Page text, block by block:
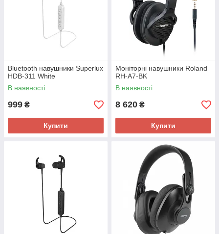
Bluetooth навушники Superlux
HDB-311 White
В наявності
999 ₴
Купити
Моніторні навушники Roland
RH-A7-BK
В наявності
8 620 ₴
Купити